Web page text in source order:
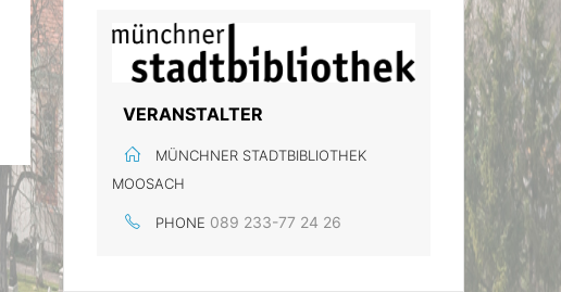
VERANSTALTER
MÜNCHNER STADTBIBLIOTHEK
MOOSACH
PHONE 089 233-77 24 26